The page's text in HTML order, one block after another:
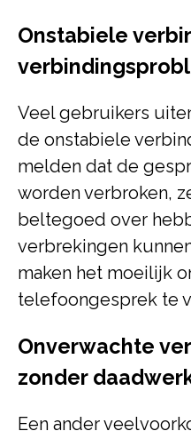
Onstabiele
Veel gebruikers
de onstabiele
melden dat de
worden verbroken,
beltegoed over
verbrekingen
maken het moeilijk
telefoongesprek te
Onverwachte
zonder
Een ander